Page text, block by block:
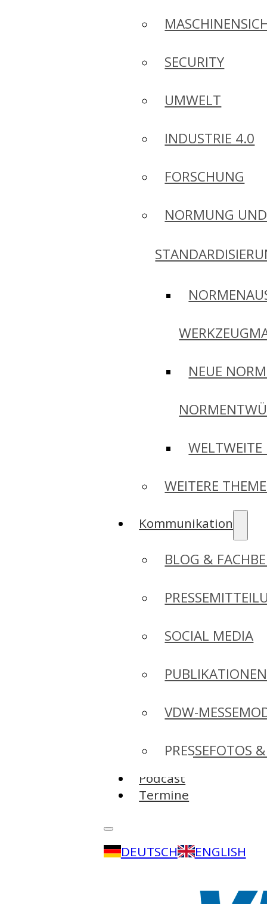
SECURITY
UMWELT
INDUSTRIE 4.0
FORSCHUNG
NORMUNG UND
NEUE
WEITERE
Kommunikation
BLOG &
SOCIAL MEDIA
PUBLIKATIONEN
VDW-
PRESSEFOTOS
Podcast
Termine
DEUTSCH ENGLISH